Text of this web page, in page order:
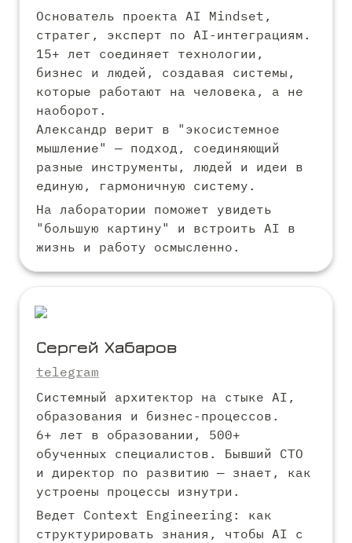
Основатель проекта AI Mindset,
стратег, эксперт по AI-интеграциям.
15+ лет соединяет технологии,
бизнес и людей, создавая системы,
которые работают на человека, а не
наоборот.
Александр верит в "экосистемное
мышление" — подход, соединяющий
разные инструменты, людей и идеи в
единую, гармоничную систему.
На лаборатории поможет увидеть
"большую картину" и встроить AI в
жизнь и работу осмысленно.
Сергей Хабаров
telegram
Системный архитектор на стыке AI,
образования и бизнес-процессов.
6+ лет в образовании, 500+
обученных специалистов. Бывший CTO
и директор по развитию — знает, как
устроены процессы изнутри.
Ведет Context Engineering: как
структурировать знания, чтобы AI с